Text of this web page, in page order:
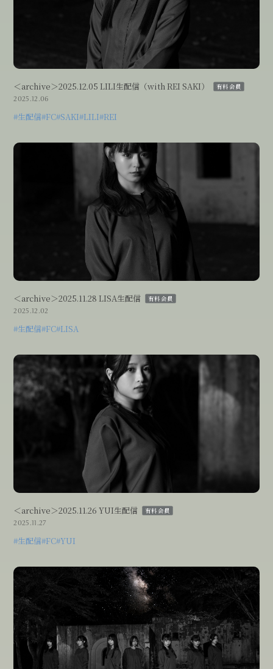
＜archive＞2025.12.05 LILI生配信（with REI SAKI） 有料会員
2025.12.06
#生配信#FC#SAKI#LILI#REI
＜archive＞2025.11.28 LISA生配信 有料会員
2025.12.02
#生配信#FC#LISA
＜archive＞2025.11.26 YUI生配信 有料会員
2025.11.27
#生配信#FC#YUI